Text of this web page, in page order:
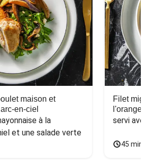
maison et
en-ciel
à la
et une salade verte
Filet
l'orange
servi
45